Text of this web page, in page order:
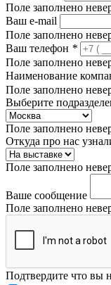
Поле заполнено
Ваш e-mail
Поле заполнено
Ваш телефон *
Поле заполнено
Наименование
Поле заполнено
Выберите
Поле заполнено
Откуда про нас
Поле заполнено
Ваше сообщение
Поле заполнено
Подтвердите что вы